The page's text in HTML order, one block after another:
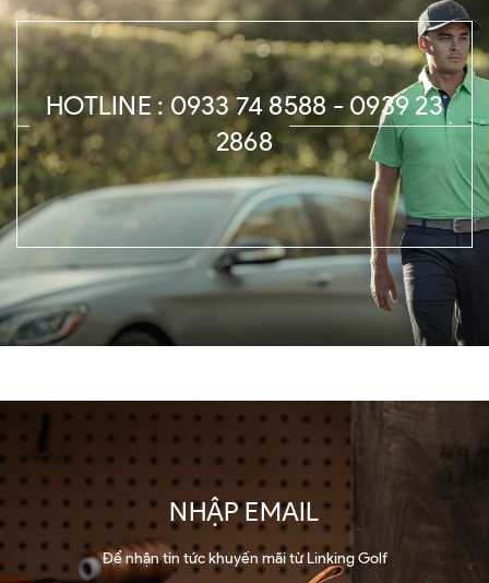
HOTLINE : 0933 74 8588 - 0939 23
2868
NHẬP EMAIL
Để nhận tin tức khuyến mãi từ Linking Golf